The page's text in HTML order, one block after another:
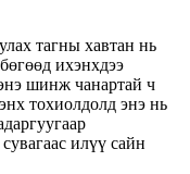
тагны хавтан нь
ихэнхдээ
шинж чанартай ч
тохиолдолд энэ нь
илүү сайн